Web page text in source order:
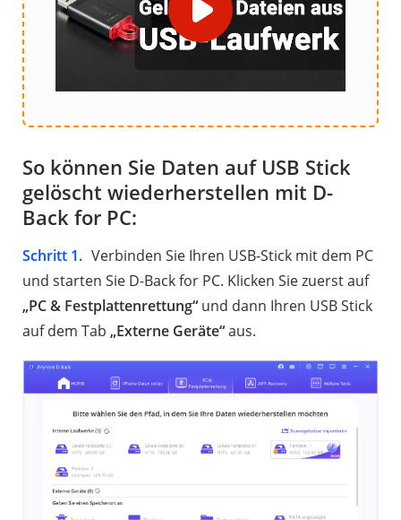
So können Sie Daten auf USB Stick
gelöscht wiederherstellen mit D-
Back for PC:
Schritt 1. Verbinden Sie Ihren USB-Stick mit dem PC
und starten Sie D-Back for PC. Klicken Sie zuerst auf
„PC & Festplattenrettung“ und dann Ihren USB Stick
auf dem Tab „Externe Geräte“aus.